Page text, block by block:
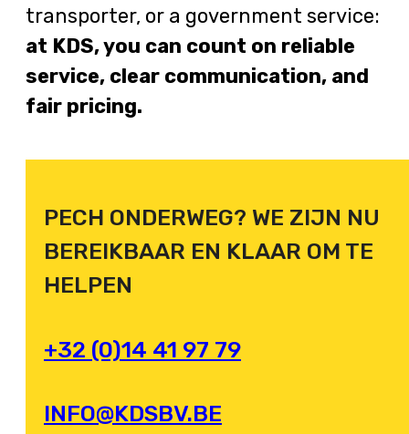
transporter, or a government service:
at KDS, you can count on reliable
service, clear communication, and
fair pricing.
PECH ONDERWEG? WE ZIJN NU
BEREIKBAAR EN KLAAR OM TE
HELPEN
+32 (0)14 41 97 79
INFO@KDSBV.BE